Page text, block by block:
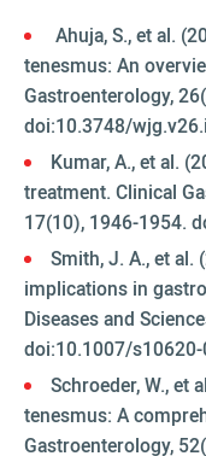
Ahuja, S., et al.
tenesmus: An
Gastroenterology,
doi:10.3748/
Kumar, A., et al.
treatment. Clinical
17(10), 1946-1954.
Smith, J. A., et al.
implications in
Diseases and
doi:10.1007/
Schroeder, W., et
tenesmus: A
Gastroenterology,